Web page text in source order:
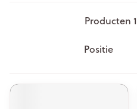
Producten 1
Sorteer op: